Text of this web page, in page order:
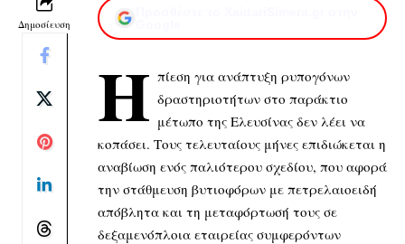
Δημοσίευση
Η πίεση για ανάπτυξη ρυπογόνων
δραστηριοτήτων στο παράκτιο
μέτωπο της Ελευσίνας δεν λέει να
κοπάσει. Τους τελευταίους μήνες επιδιώκεται η
αναβίωση ενός παλιότερου σχεδίου, που αφορά
την στάθμευση βυτιοφόρων με πετρελαιοειδή
απόβλητα και τη μεταφόρτωσή τους σε
δεξαμενόπλοια εταιρείας συμφερόντων